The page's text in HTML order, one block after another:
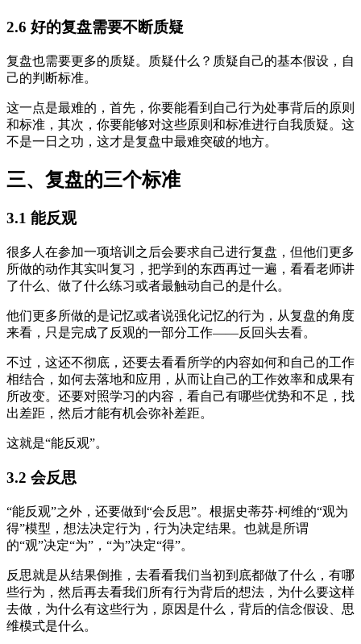
2.6 好的复盘需要不断质疑
复盘也需要更多的质疑。质疑什么？质疑自己的基本假设，自
己的判断标准。
这一点是最难的，首先，你要能看到自己行为处事背后的原则
和标准，其次，你要能够对这些原则和标准进行自我质疑。这
不是一日之功，这才是复盘中最难突破的地方。
三、复盘的三个标准
3.1 能反观
很多人在参加一项培训之后会要求自己进行复盘，但他们更多
所做的动作其实叫复习，把学到的东西再过一遍，看看老师讲
了什么、做了什么练习或者最触动自己的是什么。
他们更多所做的是记忆或者说强化记忆的行为，从复盘的角度
来看，只是完成了反观的一部分工作——反回头去看。
不过，这还不彻底，还要去看看所学的内容如何和自己的工作
相结合，如何去落地和应用，从而让自己的工作效率和成果有
所改变。还要对照学习的内容，看自己有哪些优势和不足，找
出差距，然后才能有机会弥补差距。
这就是“能反观”。
3.2 会反思
“能反观”之外，还要做到“会反思”。根据史蒂芬·柯维的“观为
得”模型，想法决定行为，行为决定结果。也就是所谓
的“观”决定“为”，“为”决定“得”。
反思就是从结果倒推，去看看我们当初到底都做了什么，有哪
些行为，然后再去看我们所有行为背后的想法，为什么要这样
去做，为什么有这些行为，原因是什么，背后的信念假设、思
维模式是什么。